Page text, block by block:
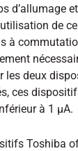
d’allumage
de
à
les deux
ces
à 1 μA.
Toshiba